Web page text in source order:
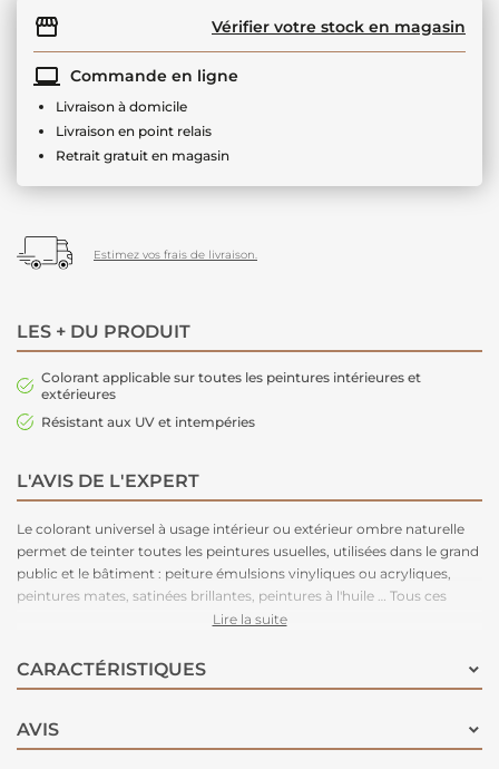
Vérifier votre stock en magasin
Commande en ligne
Livraison à domicile
Livraison en point relais
Retrait gratuit en magasin
Estimez vos frais de livraison.
LES + DU PRODUIT
Colorant applicable sur toutes les peintures intérieures et
extérieures
Résistant aux UV et intempéries
L'AVIS DE L'EXPERT
Le colorant universel à usage intérieur ou extérieur ombre naturelle
permet de teinter toutes les peintures usuelles, utilisées dans le grand
public et le bâtiment : peiture émulsions vinyliques ou acryliques,
peintures mates, satinées brillantes, peintures à l'huile … Tous ces
colorants sont solides à la lumière et aux intempéries. Seules les
l'extérieur lorsqu'elles sont utilisées dans les teintes pastel.
Lire la suite
CARACTÉRISTIQUES
AVIS